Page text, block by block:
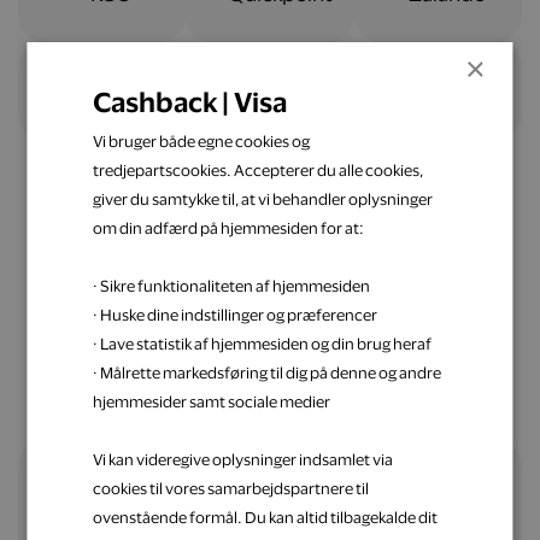
Nemt og ligetil
Spar penge op med Visa
Alle fordele samlet ét sted
×
Cashback | Visa
Vi bruger både egne cookies og
tredjepartscookies. Accepterer du alle cookies,
giver du samtykke til, at vi behandler oplysninger
om din adfærd på hjemmesiden for at:
· Sikre funktionaliteten af hjemmesiden
· Huske dine indstillinger og præferencer
· Lave statistik af hjemmesiden og din brug heraf
· Målrette markedsføring til dig på denne og andre
hjemmesider samt sociale medier
Vi kan videregive oplysninger indsamlet via
cookies til vores samarbejdspartnere til
ovenstående formål. Du kan altid tilbagekalde dit